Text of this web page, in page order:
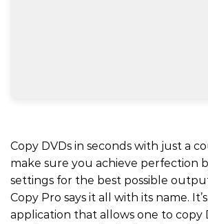
Copy DVDs in seconds with just a
make sure you achieve perfection
settings for the best possible
Copy Pro says it all with its name.
application that allows one to copy